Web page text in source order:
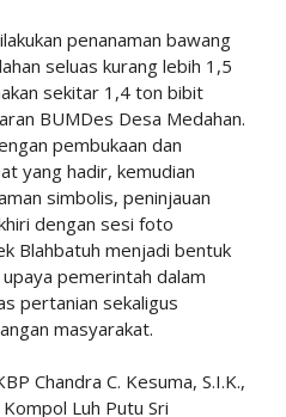
penanaman bawang
seluas kurang lebih 1,5
sekitar 1,4 ton bibit
BUMDes Desa Medahan.
pembukaan dan
yang hadir, kemudian
simbolis, peninjauan
dengan sesi foto
Blahbatuh menjadi bentuk
pemerintah dalam
pertanian sekaligus
masyarakat.
Chandra C. Kesuma, S.I.K.,
Luh Putu Sri